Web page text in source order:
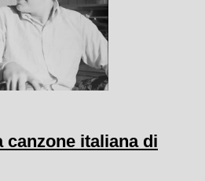
canzone italiana di